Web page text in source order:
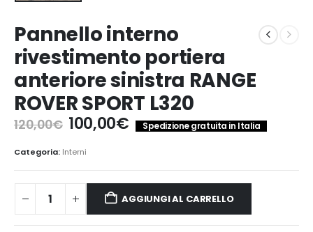
Pannello interno
rivestimento portiera
anteriore sinistra RANGE
ROVER SPORT L320
120,00€ Il
prezzo
originale
era:
120,00€.
100,00€Il
prezzo
è:
100,00€.
Spedizione gratuita in Italia
Categoria: Interni
AGGIUNGI AL CARRELLO